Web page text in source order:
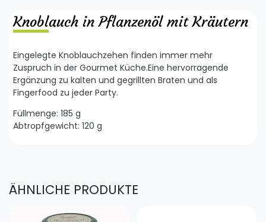
Knoblauch in Pflanzenöl mit Kräutern
Eingelegte Knoblauchzehen finden immer mehr
Zuspruch in der Gourmet Küche.Eine hervorragende
Ergänzung zu kalten und gegrillten Braten und als
Fingerfood zu jeder Party.
Füllmenge: 185 g
Abtropfgewicht: 120 g
ÄHNLICHE PRODUKTE